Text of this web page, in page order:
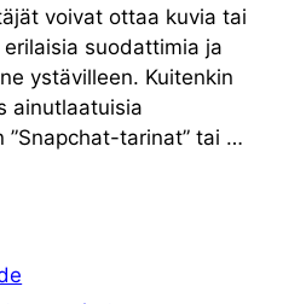
voivat ottaa kuvia tai
suodattimia ja
ystävilleen. Kuitenkin
ainutlaatuisia
”Snapchat-tarinat” tai …